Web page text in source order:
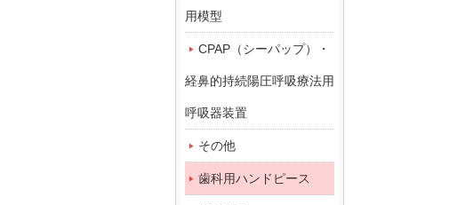
用模型
CPAP（シーパップ）・
経鼻的持続陽圧呼吸療法用
呼吸器装置
その他
歯科用ハンドピース